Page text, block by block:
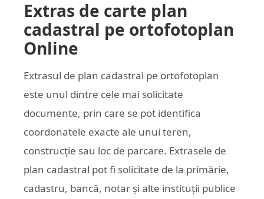
Extras de carte plan
cadastral pe ortofotoplan
Online
Extrasul de plan cadastral pe ortofotoplan
este unul dintre cele mai solicitate
documente, prin care se pot identifica
coordonatele exacte ale unui teren,
construcție sau loc de parcare. Extrasele de
plan cadastral pot fi solicitate de la primărie,
cadastru, bancă, notar și alte instituții publice